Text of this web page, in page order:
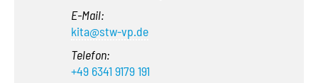
E-Mail:
kita@stw-vp.de
Telefon:
+49 6341 9179 191